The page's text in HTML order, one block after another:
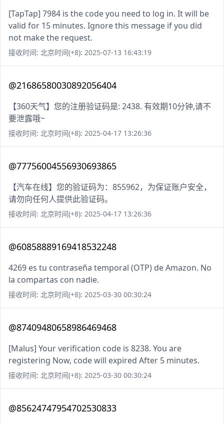
[TapTap] 7984 is the code you need to log in. It will be
valid for 15 minutes. Ignore this message if you did
not make the request.
接收时间: 北京时间(+8): 2025-07-13 16:43:19
@21686580030892056404
【360天气】您的注册验证码是: 2438. 有效期10分钟,请不
要泄露哦~
接收时间: 北京时间(+8): 2025-04-17 13:26:36
@77756004556930693865
【汽车在线】您的验证码为：855962，为保证账户安全，
请勿向任何人提供此验证码。
接收时间: 北京时间(+8): 2025-04-17 13:26:36
@60858889169418532248
4269 es tu contraseña temporal (OTP) de Amazon. No
la compartas con nadie.
接收时间: 北京时间(+8): 2025-03-30 00:30:24
@87409480658986469468
[Malus] Your verification code is 8238. You are
registering Now, code will expired After 5 minutes.
接收时间: 北京时间(+8): 2025-03-30 00:30:24
@85624747954702530833